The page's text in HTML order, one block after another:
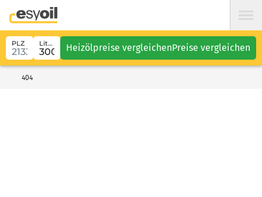
PLZ Liter Heizölpreise vergleichenPreise vergleichen
404